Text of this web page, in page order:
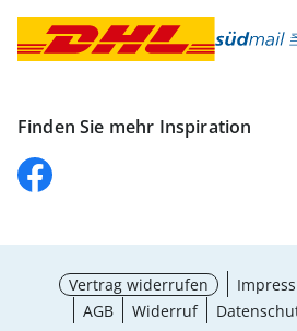
Finden Sie mehr Inspiration
Vertrag widerrufen
AGB
Widerruf